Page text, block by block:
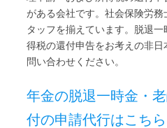
がある会社です。社会保険労
タッフを揃えています。脱退
得税の還付申告をお考えの非
問い合わせください。
年金の脱退一時金・
付の申請代行はこちら